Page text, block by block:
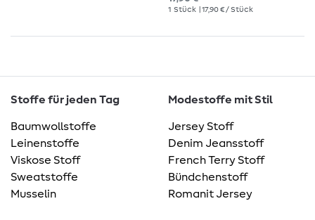
1 Stück | 17,90 € / Stück
Stoffe für jeden Tag
Baumwollstoffe
Leinenstoffe
Viskose Stoff
Sweatstoffe
Musselin
Modestoffe mit Stil
Jersey Stoff
Denim Jeansstoff
French Terry Stoff
Bündchenstoff
Romanit Jersey